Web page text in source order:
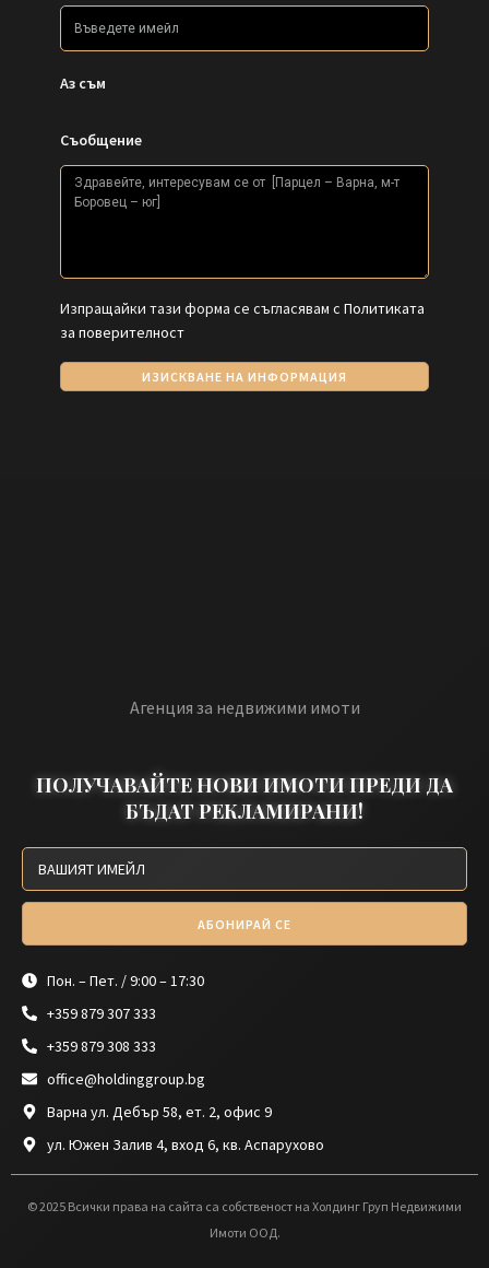
Аз съм
Съобщение
Изпращайки тази форма се съгласявам с Политиката
за поверителност
ИЗИСКВАНЕ НА ИНФОРМАЦИЯ
Агенция за недвижими имоти
ПОЛУЧАВАЙТЕ НОВИ ИМОТИ ПРЕДИ ДА
БЪДАТ РЕКЛАМИРАНИ!
АБОНИРАЙ СЕ
Пон. – Пет. / 9:00 – 17:30
+359 879 307 333
+359 879 308 333
office@holdinggroup.bg
Варна ул. Дебър 58, ет. 2, офис 9
ул. Южен Залив 4, вход 6, кв. Аспарухово
© 2025 Всички права на сайта са собственост на Холдинг Груп Недвижими
Имоти ООД.